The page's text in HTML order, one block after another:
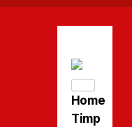
Home
Timp